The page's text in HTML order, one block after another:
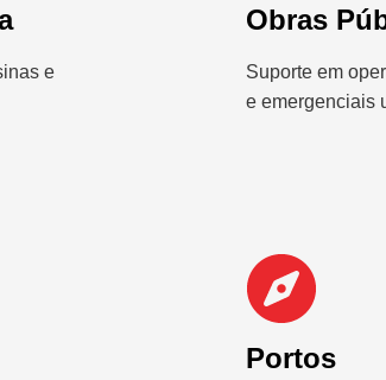
e
Obras
Suporte em
e emergenciais
Portos